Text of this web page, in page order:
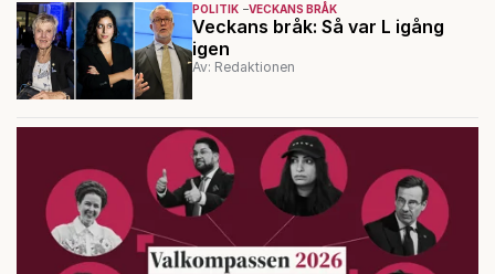
POLITIK VECKANS BRÅK
Veckans bråk: Så var L igång
igen
Av: Redaktionen